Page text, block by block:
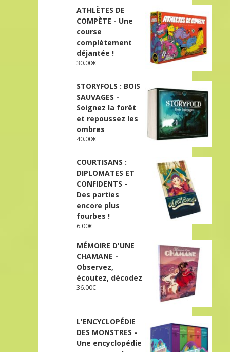
ATHLÈTES DE
COMPÈTE - Une
course
complètement
déjantée !
30.00€
STORYFOLS : BOIS
SAUVAGES -
Soignez la forêt
et repoussez les
ombres
40.00€
COURTISANS :
DIPLOMATES ET
CONFIDENTS -
Des parties
encore plus
fourbes !
6.00€
MÉMOIRE D'UNE
CHAMANE -
Observez,
écoutez, décodez
36.00€
L'ENCYCLOPÉDIE
DES MONSTRES -
Une encyclopédie